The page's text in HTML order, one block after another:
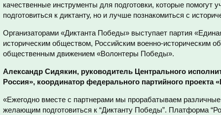
качественные инструменты для подготовки, которые помогут
подготовиться к диктанту, но и лучше познакомиться с
Организаторами «Диктанта Победы» выступает партия
историческим обществом, Российским военно-историческим
общественным движением «Волонтеры Победы».
Александр Сидякин, руководитель Центрального
Россия», координатор федерального партийного проекта
«Ежегодно вместе с партнерами мы прорабатываем
желающим подготовиться к “Диктанту Победы”. Платформа